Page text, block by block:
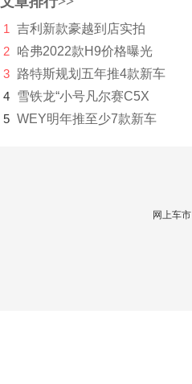
零跑汽车
领途汽车
1
吉利新款豪越到店实拍
2 哈弗2022款H9价格曝光
3 路特斯规划五年推4款新车
4 雪铁龙“小号凡尔赛C5X
5 WEY明年推至少7款新车
网上车市